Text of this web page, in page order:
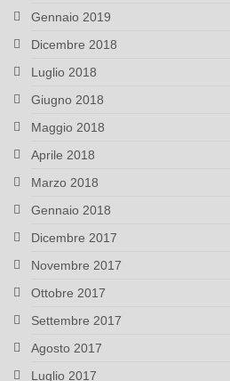
Gennaio 2019
Dicembre 2018
Luglio 2018
Giugno 2018
Maggio 2018
Aprile 2018
Marzo 2018
Gennaio 2018
Dicembre 2017
Novembre 2017
Ottobre 2017
Settembre 2017
Agosto 2017
Luglio 2017